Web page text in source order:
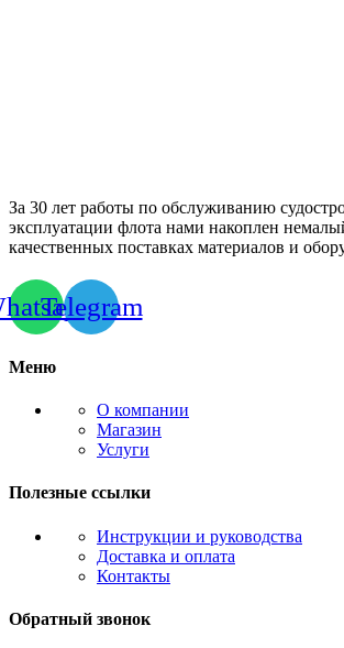
За 30 лет работы по обслуживанию
эксплуатации флота нами накоплен
качественных поставках материалов и
Telegram
Меню
О компании
Магазин
Услуги
Полезные ссылки
Инструкции и руководства
Доставка и оплата
Контакты
Обратный звонок